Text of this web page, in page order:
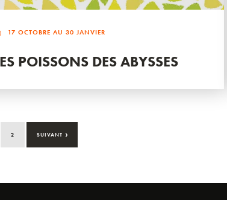
17 OCTOBRE AU 30 JANVIER
POISSONS DES ABYSSES
2 SUIVANT ›